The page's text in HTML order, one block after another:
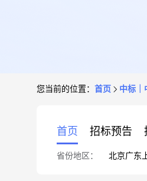
您当前的位置： 首页 中标｜
首页 招标预告
省份地区： 北京广东